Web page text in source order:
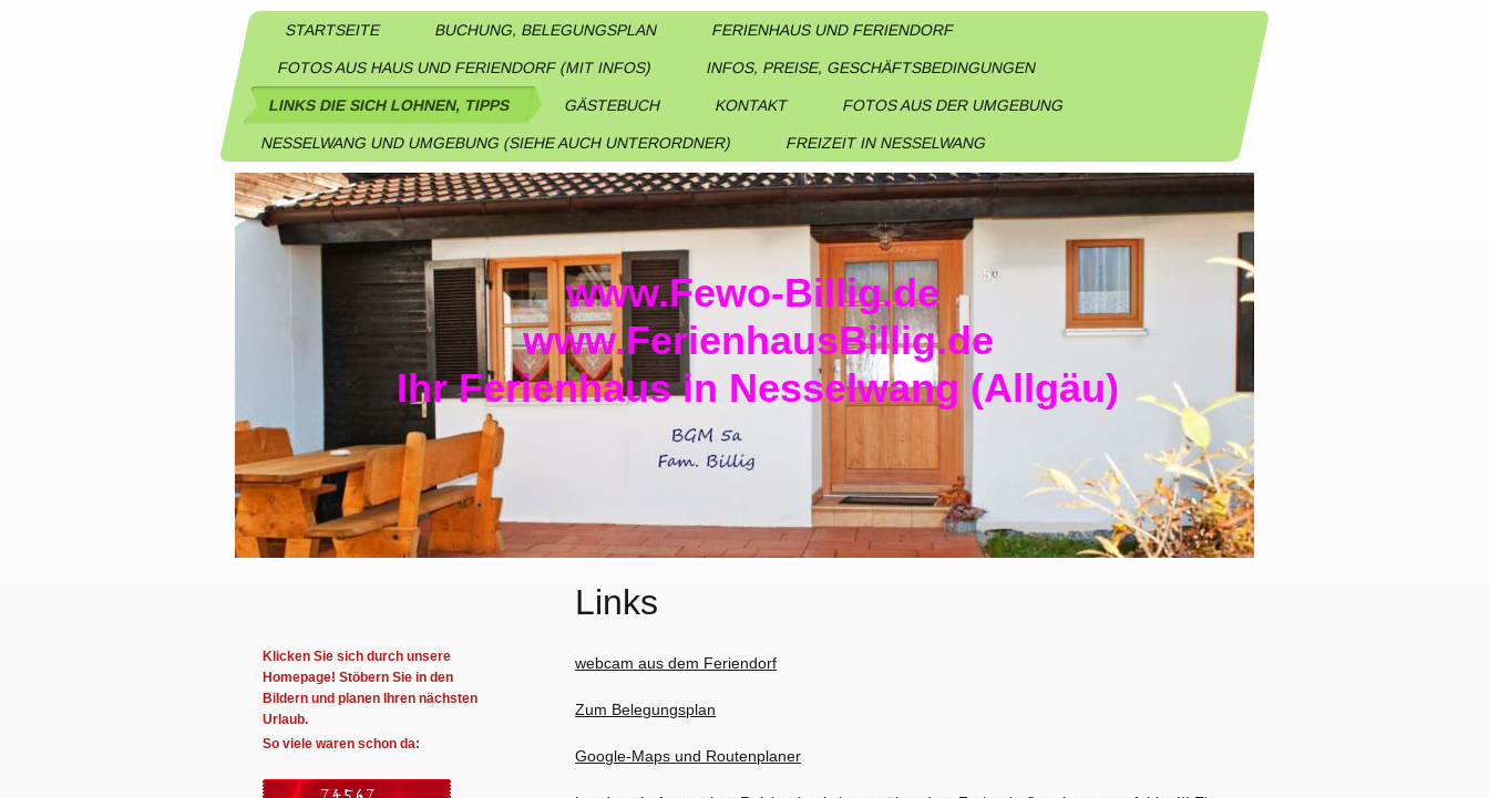
STARTSEITE BUCHUNG, BELEGUNGSPLAN FERIENHAUS UND FERIENDORF
FOTOS AUS HAUS UND FERIENDORF (MIT INFOS) INFOS, PREISE, GESCHÄFTSBEDINGUNGEN
LINKS DIE SICH LOHNEN, TIPPS GÄSTEBUCH KONTAKT FOTOS AUS DER UMGEBUNG
NESSELWANG UND UMGEBUNG (SIEHE AUCH UNTERORDNER) FREIZEIT IN NESSELWANG
www.Fewo-Billig.de
www.FerienhausBillig.de
Ihr Ferienhaus in Nesselwang (Allgäu)
Links
webcam aus dem Feriendorf
Zum Belegungsplan
Google-Maps und Routenplaner
Klicken Sie sich durch unsere
Homepage! Stöbern Sie in den
Bildern und planen Ihren nächsten
Urlaub.
So viele waren schon da: